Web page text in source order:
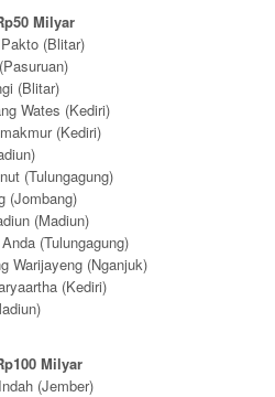
Milyar
(Blitar)
(Blitar)
Wates (Kediri)
(Kediri)
(Tulungagung)
(Jombang)
(Madiun)
(Tulungagung)
Warijayeng (Nganjuk)
(Kediri)
Milyar
(Jember)